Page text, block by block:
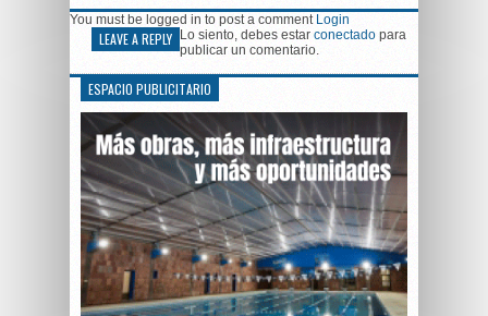
You must be logged in to post a comment Login
LEAVE A REPLY Lo siento, debes estar conectado para
publicar un comentario.
ESPACIO PUBLICITARIO